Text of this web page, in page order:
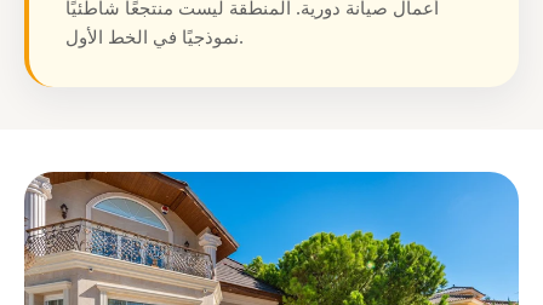
أعمال صيانة دورية. المنطقة ليست منتجعًا شاطئيًا
نموذجيًا في الخط الأول.